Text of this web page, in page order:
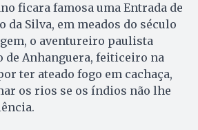
ficara famosa uma Entrada de
da Silva, em meados do século
o aventureiro paulista
de Anhanguera, feiticeiro na
ter ateado fogo em cachaça,
os rios se os índios não lhe